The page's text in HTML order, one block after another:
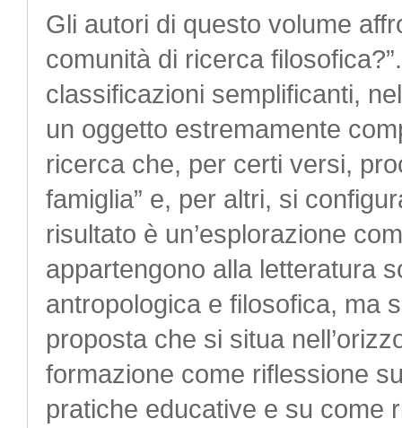
Gli autori di questo volume
comunità di ricerca
classificazioni semplificanti,
un oggetto estremamente
ricerca che, per certi versi,
famiglia” e, per altri, si
risultato è un’esplorazione
appartengono alla letteratura
antropologica e filosofica, ma
proposta che si situa
formazione come riflessione
pratiche educative e su come